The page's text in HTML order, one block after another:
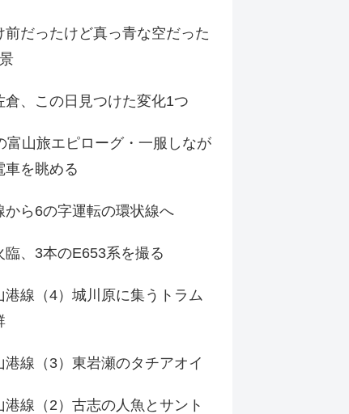
前だったけど真っ青な空だった
倉、この日見つけた変化1つ
富山旅エピローグ・一服しなが
車を眺める
から6の字運転の環状線へ
臨、3本のE653系を撮る
港線（4）城川原に集うトラム
港線（3）東岩瀬のタチアオイ
港線（2）古志の人魚とサント